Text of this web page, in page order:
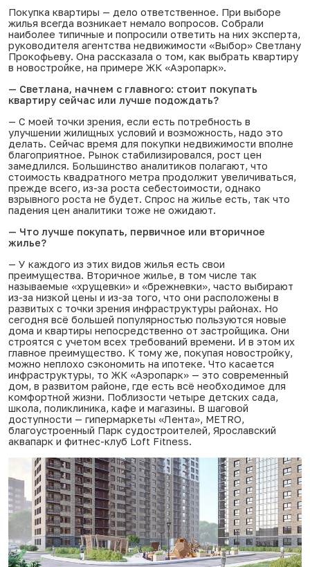
Покупка квартиры — дело ответственное. При выборе
жилья всегда возникает немало вопросов. Собрали
наиболее типичные и попросили ответить на них эксперта,
руководителя агентства недвижимости «Выбор» Светлану
Прокофьеву. Она рассказала о том, как выбрать квартиру
в новостройке, на примере ЖК «Аэропарк».
— Светлана, начнем с главного: стоит покупать
квартиру сейчас или лучше подождать?
— С моей точки зрения, если есть потребность в
улучшении жилищных условий и возможность, надо это
делать. Сейчас время для покупки недвижимости вполне
благоприятное. Рынок стабилизировался, рост цен
замедлился. Большинство аналитиков полагают, что
стоимость квадратного метра продолжит увеличиваться,
прежде всего, из-за роста себестоимости, однако
взрывного роста не будет. Спрос на жилье есть, так что
падения цен аналитики тоже не ожидают.
— Что лучше покупать, первичное или вторичное
жилье?
— У каждого из этих видов жилья есть свои
преимущества. Вторичное жилье, в том числе так
называемые «хрущевки» и «брежневки», часто выбирают
из-за низкой цены и из-за того, что они расположены в
развитых с точки зрения инфраструктуры районах. Но
сегодня всё большей популярностью пользуются новые
дома и квартиры непосредственно от застройщика. Они
строятся с учетом всех требований времени. И в этом их
главное преимущество. К тому же, покупая новостройку,
можно неплохо сэкономить на ипотеке. Что касается
инфраструктуры, то ЖК «Аэропарк» — это современный
дом, в развитом районе, где есть всё необходимое для
комфортной жизни. Поблизости четыре детских сада,
школа, поликлиника, кафе и магазины. В шаговой
доступности — гипермаркеты «Лента», METRO,
благоустроенный Парк судостроителей, Ярославский
аквапарк и фитнес-клуб Loft Fitness.